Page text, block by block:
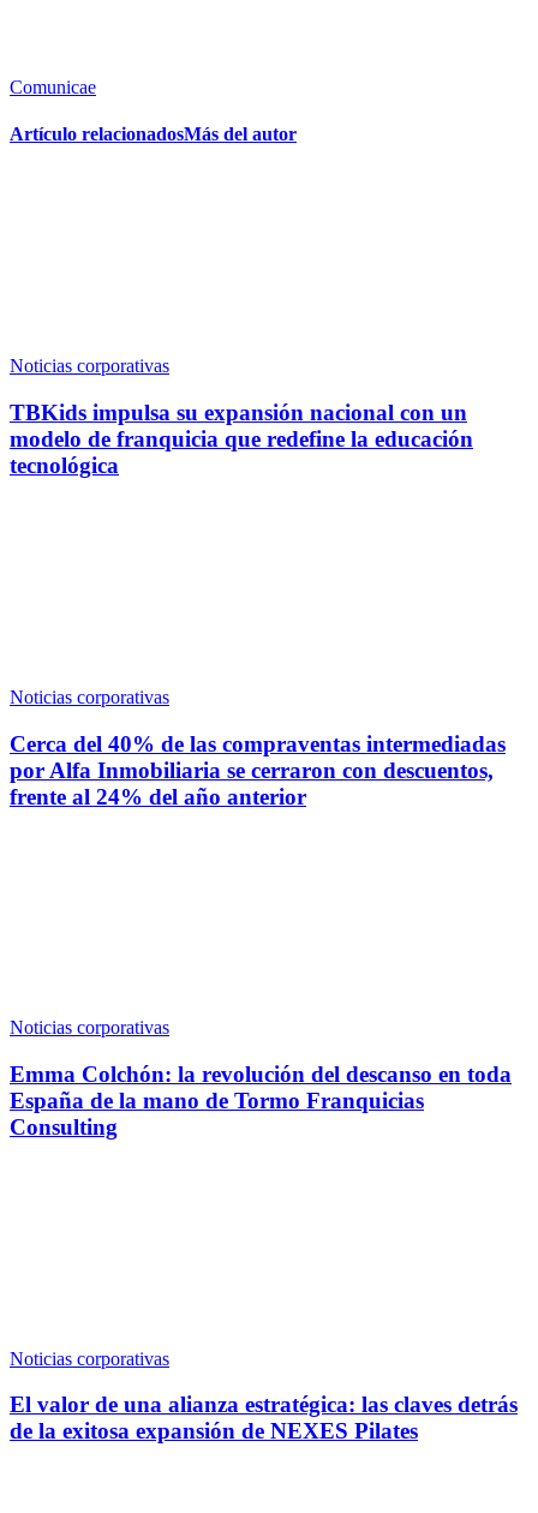
Comunicae
Artículo relacionadosMás del autor
Noticias corporativas
TBKids impulsa su expansión nacional con un
modelo de franquicia que redefine la educación
tecnológica
Noticias corporativas
Cerca del 40% de las compraventas intermediadas
por Alfa Inmobiliaria se cerraron con descuentos,
frente al 24% del año anterior
Noticias corporativas
Emma Colchón: la revolución del descanso en toda
España de la mano de Tormo Franquicias
Consulting
Noticias corporativas
El valor de una alianza estratégica: las claves detrás
de la exitosa expansión de NEXES Pilates